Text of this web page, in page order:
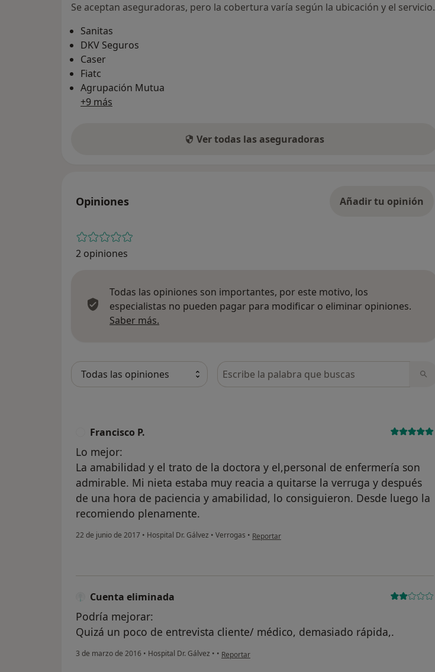
Se aceptan aseguradoras, pero la cobertura varía según la ubicación y el servicio.
Sanitas
DKV Seguros
Caser
Fiatc
Agrupación Mutua
+9 más
Ver todas las aseguradoras
Opiniones Añadir tu opinión
2 opiniones
Todas las opiniones son importantes, por este motivo, los
especialistas no pueden pagar para modificar o eliminar opiniones.
Saber más.
Busca en opiniones
Francisco P.
Lo mejor:
La amabilidad y el trato de la doctora y el,personal de enfermería son
admirable. Mi nieta estaba muy reacia a quitarse la verruga y después
de una hora de paciencia y amabilidad, lo consiguieron. Desde luego la
recomiendo plenamente.
22 de junio de 2017 • Hospital Dr. Gálvez • Verrogas • en opinión del usuario Francisco P.
Reportar
Cuenta eliminada
Podría mejorar:
Quizá un poco de entrevista cliente/ médico, demasiado rápida,.
3 de marzo de 2016 • Hospital Dr. Gálvez • • en opinión del usuario Cuenta eliminada
Reportar